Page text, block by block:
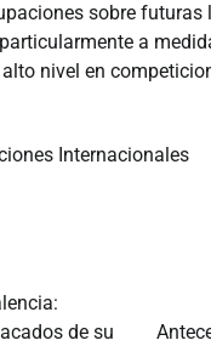
sobre futuras
a
nivel en
Internacionales
de su